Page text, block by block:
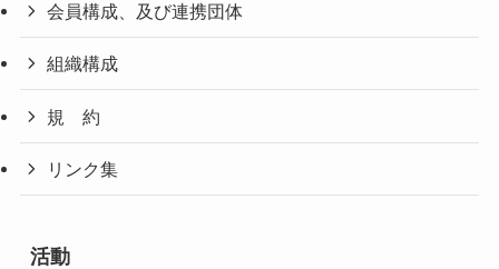
会員構成、及び連携団体
組織構成
規 約
リンク集
活動